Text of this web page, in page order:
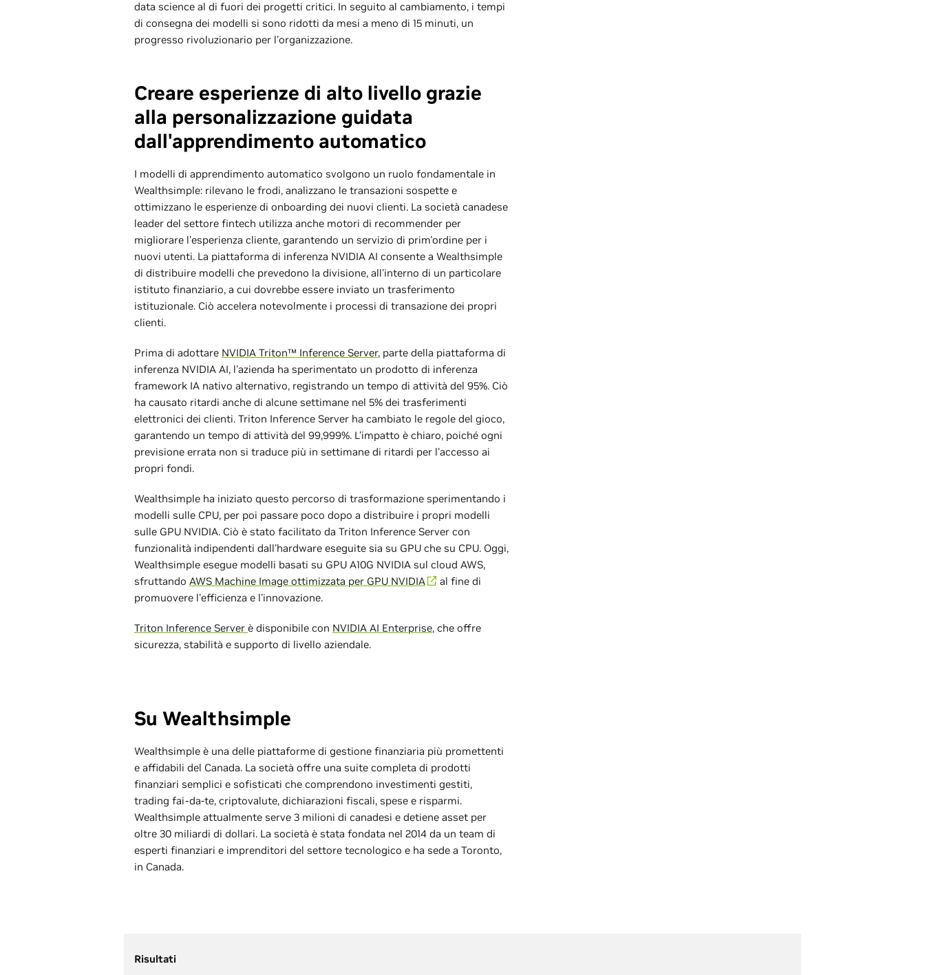
data science al di fuori dei progetti critici. In seguito al cambiamento, i tempi
di consegna dei modelli si sono ridotti da mesi a meno di 15 minuti, un
progresso rivoluzionario per l'organizzazione.
Creare esperienze di alto livello grazie
alla personalizzazione guidata
dall'apprendimento automatico
I modelli di apprendimento automatico svolgono un ruolo fondamentale in
Wealthsimple: rilevano le frodi, analizzano le transazioni sospette e
ottimizzano le esperienze di onboarding dei nuovi clienti. La società canadese
leader del settore fintech utilizza anche motori di recommender per
migliorare l'esperienza cliente, garantendo un servizio di prim'ordine per i
nuovi utenti. La piattaforma di inferenza NVIDIA AI consente a Wealthsimple
di distribuire modelli che prevedono la divisione, all'interno di un particolare
istituto finanziario, a cui dovrebbe essere inviato un trasferimento
istituzionale. Ciò accelera notevolmente i processi di transazione dei propri
clienti.
Prima di adottare NVIDIA Triton™ Inference Server, parte della piattaforma di
inferenza NVIDIA AI, l'azienda ha sperimentato un prodotto di inferenza
framework IA nativo alternativo, registrando un tempo di attività del 95%. Ciò
ha causato ritardi anche di alcune settimane nel 5% dei trasferimenti
elettronici dei clienti. Triton Inference Server ha cambiato le regole del gioco,
garantendo un tempo di attività del 99,999%. L'impatto è chiaro, poiché ogni
previsione errata non si traduce più in settimane di ritardi per l'accesso ai
propri fondi.
Wealthsimple ha iniziato questo percorso di trasformazione sperimentando i
modelli sulle CPU, per poi passare poco dopo a distribuire i propri modelli
sulle GPU NVIDIA. Ciò è stato facilitato da Triton Inference Server con
funzionalità indipendenti dall'hardware eseguite sia su GPU che su CPU. Oggi,
Wealthsimple esegue modelli basati su GPU A10G NVIDIA sul cloud AWS,
sfruttando AWS Machine Image ottimizzata per GPU NVIDIA
al fine di
promuovere l'efficienza e l'innovazione.
Triton Inference Server è disponibile con NVIDIA AI Enterprise, che offre
sicurezza, stabilità e supporto di livello aziendale.
Su Wealthsimple
Wealthsimple è una delle piattaforme di gestione finanziaria più promettenti
e affidabili del Canada. La società offre una suite completa di prodotti
finanziari semplici e sofisticati che comprendono investimenti gestiti,
trading fai-da-te, criptovalute, dichiarazioni fiscali, spese e risparmi.
Wealthsimple attualmente serve 3 milioni di canadesi e detiene asset per
oltre 30 miliardi di dollari. La società è stata fondata nel 2014 da un team di
esperti finanziari e imprenditori del settore tecnologico e ha sede a Toronto,
in Canada.
Risultati